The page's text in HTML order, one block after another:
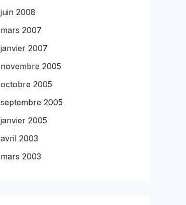
juin 2008
mars 2007
janvier 2007
novembre 2005
octobre 2005
septembre 2005
janvier 2005
avril 2003
mars 2003